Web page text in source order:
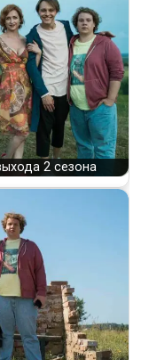
что известно о
2 сезона